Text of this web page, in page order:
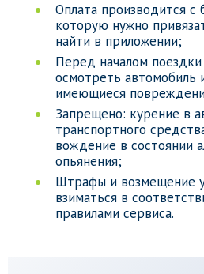
Оплата производится с
которую нужно
найти в приложении;
Перед началом
осмотреть автомобиль
имеющиеся
Запрещено: курение в
транспортного
вождение в состоянии
опьянения;
Штрафы и возмещение
взиматься в
правилами сервиса.